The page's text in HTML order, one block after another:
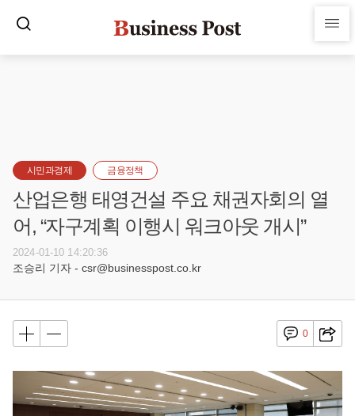
시민과경제 금융정책
산업은행 태영건설 주요 채권자회의 열
어, “자구계획 이행시 워크아웃 개시”
2024-01-10 14:20:36
조승리 기자 - csr@businesspost.co.kr
0